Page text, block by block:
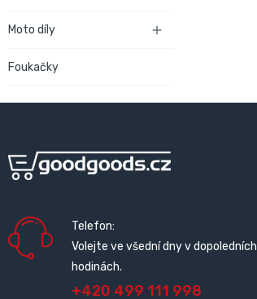
Moto díly 
Foukačky
Telefon:
Volejte ve všední dny v dopoledních
hodinách.
+420 499 111 998